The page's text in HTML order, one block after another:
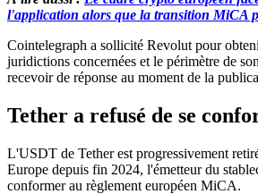
l'application alors que la transition MiCA
Cointelegraph a sollicité Revolut pour
juridictions concernées et le périmètre de
recevoir de réponse au moment de la
Tether a refusé de se
L'USDT de Tether est progressivement
Europe depuis fin 2024, l'émetteur du
conformer au règlement européen MiCA.